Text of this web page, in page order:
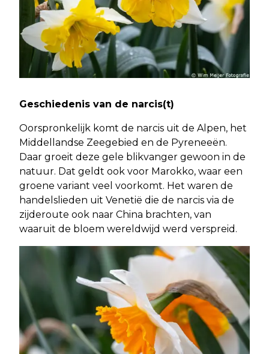
Geschiedenis van de narcis(t)
Oorspronkelijk komt de narcis uit de Alpen, het
Middellandse Zeegebied en de Pyreneeën.
Daar groeit deze gele blikvanger gewoon in de
natuur. Dat geldt ook voor Marokko, waar een
groene variant veel voorkomt. Het waren de
handelslieden uit Venetië die de narcis via de
zijderoute ook naar China brachten, van
waaruit de bloem wereldwijd werd verspreid.